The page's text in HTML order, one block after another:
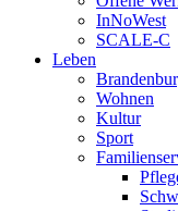
InNoWest
SCALE-C
Leben
Wohnen
Kultur
Sport